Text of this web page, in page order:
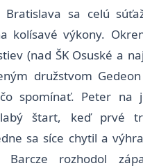
Bratislava sa celú
kolísavé výkony.
(nad ŠK Osuské a
družstvom
spomínať. Peter na
štart, keď prvé
sa síce chytil a
Barcze rozhodol